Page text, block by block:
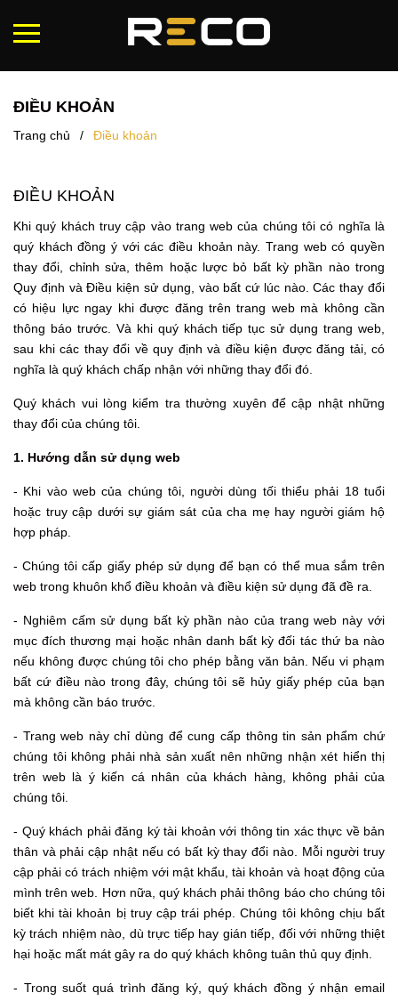
ĐIỀU KHOẢN
Trang chủ / Điều khoản
ĐIỀU KHOẢN
Khi quý khách truy cập vào trang web của chúng tôi có nghĩa là
quý khách đồng ý với các điều khoản này. Trang web có quyền
thay đổi, chỉnh sửa, thêm hoặc lược bỏ bất kỳ phần nào trong
Quy định và Điều kiện sử dụng, vào bất cứ lúc nào. Các thay đổi
có hiệu lực ngay khi được đăng trên trang web mà không cần
thông báo trước. Và khi quý khách tiếp tục sử dụng trang web,
sau khi các thay đổi về quy định và điều kiện được đăng tải, có
nghĩa là quý khách chấp nhận với những thay đổi đó.
Quý khách vui lòng kiểm tra thường xuyên để cập nhật những
thay đổi của chúng tôi.
1. Hướng dẫn sử dụng web
- Khi vào web của chúng tôi, người dùng tối thiểu phải 18 tuổi
hoặc truy cập dưới sự giám sát của cha mẹ hay người giám hộ
hợp pháp.
- Chúng tôi cấp giấy phép sử dụng để bạn có thể mua sắm trên
web trong khuôn khổ điều khoản và điều kiện sử dụng đã đề ra.
- Nghiêm cấm sử dụng bất kỳ phần nào của trang web này với
mục đích thương mại hoặc nhân danh bất kỳ đối tác thứ ba nào
nếu không được chúng tôi cho phép bằng văn bản. Nếu vi phạm
bất cứ điều nào trong đây, chúng tôi sẽ hủy giấy phép của bạn
mà không cần báo trước.
- Trang web này chỉ dùng để cung cấp thông tin sản phẩm chứ
chúng tôi không phải nhà sản xuất nên những nhận xét hiển thị
trên web là ý kiến cá nhân của khách hàng, không phải của
chúng tôi.
- Quý khách phải đăng ký tài khoản với thông tin xác thực về bản
thân và phải cập nhật nếu có bất kỳ thay đổi nào. Mỗi người truy
cập phải có trách nhiệm với mật khẩu, tài khoản và hoạt động của
mình trên web. Hơn nữa, quý khách phải thông báo cho chúng tôi
biết khi tài khoản bị truy cập trái phép. Chúng tôi không chịu bất
kỳ trách nhiệm nào, dù trực tiếp hay gián tiếp, đối với những thiệt
hại hoặc mất mát gây ra do quý khách không tuân thủ quy định.
- Trong suốt quá trình đăng ký, quý khách đồng ý nhận email